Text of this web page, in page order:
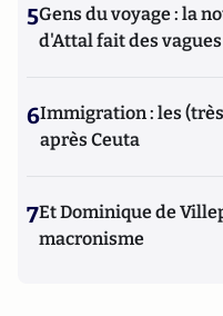
5Gens du voyage : la
d'Attal fait des vagues
6Immigration : les
après Ceuta
7Et Dominique de
macronisme